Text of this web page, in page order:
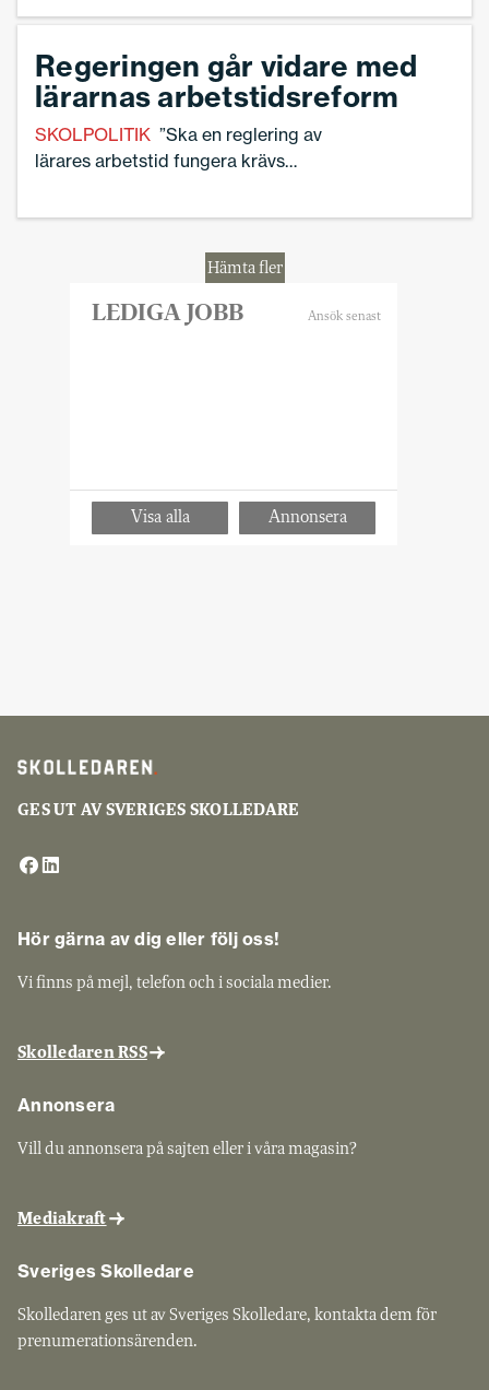
sig själva, tillsammans med sin rektor”,
Regeringen går vidare med
lärarnas arbetstidsreform
SKOLPOLITIK ”Ska en reglering av
lärares arbetstid fungera krävs
konsekvensanalyser och respekt för hela
Gavelin Rydman, förbundsordförande för
Hämta fler
GES UT AV SVERIGES SKOLLEDARE
Hör gärna av dig eller följ oss!
Vi finns på mejl, telefon och i sociala medier.
Skolledaren RSS
Annonsera
Vill du annonsera på sajten eller i våra magasin?
Mediakraft
Sveriges Skolledare
Skolledaren ges ut av Sveriges Skolledare, kontakta dem för
prenumerationsärenden.